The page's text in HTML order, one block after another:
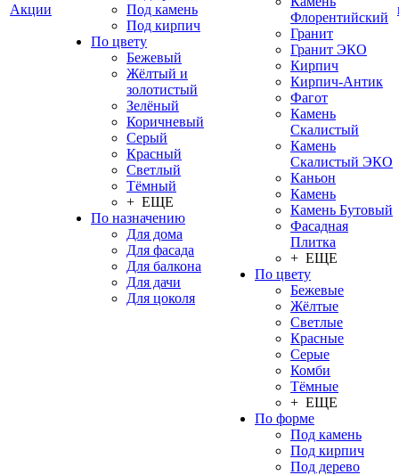
Акции
Под камень
Под кирпич
По цвету
Бежевый
Жёлтый и
золотистый
Зелёный
Коричневый
Серый
Красный
Светлый
Тёмный
+ ЕЩЕ
По назначению
Для дома
Для фасада
Для балкона
Для дачи
Для цоколя
Флорентийский
Гранит
Гранит ЭКО
Кирпич
Кирпич-Антик
Фагот
Камень
Скалистый
Камень
Скалистый ЭКО
Каньон
Камень
Камень Бутовый
Фасадная
Плитка
+ ЕЩЕ
По цвету
Бежевые
Жёлтые
Светлые
Красные
Серые
Комби
Тёмные
+ ЕЩЕ
По форме
Под камень
Под кирпич
Под дерево